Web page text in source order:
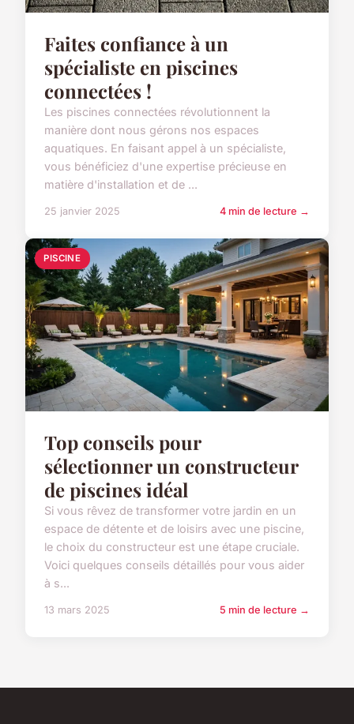
Faites confiance à un
spécialiste en piscines
connectées !
Les piscines connectées révolutionnent la
manière dont nous gérons nos espaces
aquatiques. En faisant appel à un spécialiste,
vous bénéficiez d'une expertise précieuse en
matière d'installation et de ...
25 janvier 2025 4 min de lecture →
PISCINE
Top conseils pour
sélectionner un constructeur
de piscines idéal
Si vous rêvez de transformer votre jardin en un
espace de détente et de loisirs avec une piscine,
le choix du constructeur est une étape cruciale.
Voici quelques conseils détaillés pour vous aider
à s...
13 mars 2025 5 min de lecture →